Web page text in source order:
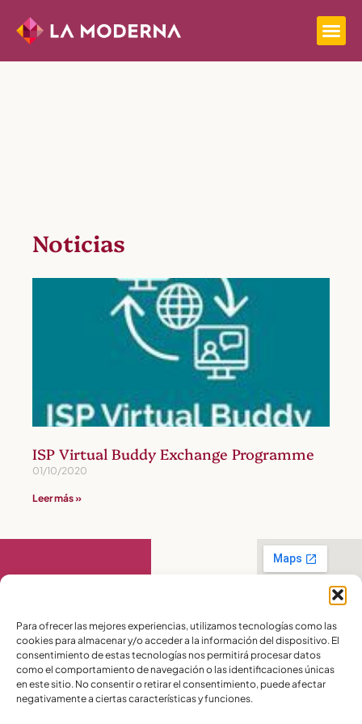
Para ofrecer las mejores experiencias, utilizamos tecnologías como las
cookies para almacenar y/o acceder a la información del dispositivo. El
consentimiento de estas tecnologías nos permitirá procesar datos
como el comportamiento de navegación o las identificaciones únicas
en este sitio. No consentir o retirar el consentimiento, puede afectar
negativamente a ciertas características y funciones.
Noticias
ISP Virtual Buddy Exchange Programme
01/10/2020
Leer más »
Contáctanos
PBX:(04) 372 5220
Celular:099 016
2715
Celular:098 580
2370